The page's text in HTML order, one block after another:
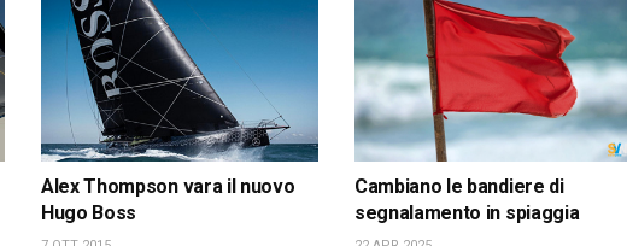
Alex Thompson vara il nuovo
Hugo Boss
Cambiano le bandiere di
segnalamento in spiaggia